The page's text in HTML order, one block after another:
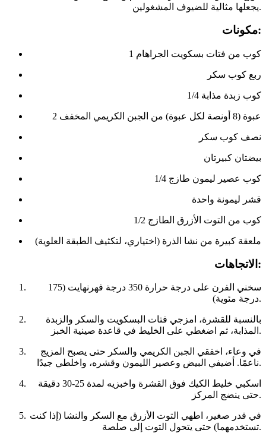
يجعلها مثالية للضيوف المشغولين.
مكونات:
1 كوب من فتات بسكويت الجراهام
ربع كوب سكر
1/4 كوب زبدة مذابة
2 عبوة (8 أونصة لكل عبوة) من الجبن الكريمي المخفف
نصف كوب سكر
بيضتان كبيرتان
1/4 كوب عصير ليمون طازج
قشر ليمونة واحدة
1/2 كوب من التوت الأزرق الطازج
ملعقة كبيرة من نشا الذرة (اختياري، لتكثيف الطبقة العلوية)
الاتجاهات:
سخني الفرن على درجة حرارة 350 درجة فهرنهايت (175
درجة مئوية).
بالنسبة للقشرة، امزجي فتات البسكويت والسكر والزبدة
المذابة، ثم اضغطي على الخليط في قاعدة صينية الخبز.
في وعاء، اخفقي الجبن الكريمي والسكر حتى يصبح المزيج
ناعمًا. أضيفي البيض وعصير الليمون وقشره، واخلطي جيدًا.
اسكبي خليط الكيك فوق القشرة واخبزيه لمدة 25-30 دقيقة
حتى ينضج المركز.
في قدر صغير، اطهي التوت الأزرق مع السكر والنشا (إذا كنت
تستخدمهما) حتى يتحول التوت إلى صلصة.